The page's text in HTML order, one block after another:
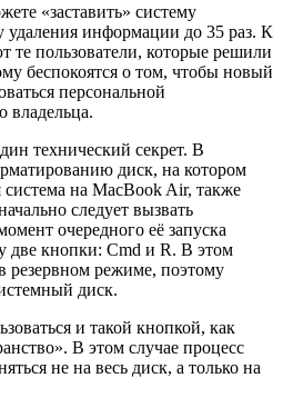
«заставить» систему
удаления информации до 35 раз. К
те пользователи, которые решили
беспокоятся о том, чтобы новый
персональной
владельца.
технический секрет. В
диск, на котором
система на MacBook Air, также
следует вызвать
очередного её запуска
две кнопки: Cmd и R. В этом
резервном режиме, поэтому
диск.
и такой кнопкой, как
В этом случае процесс
не на весь диск, а только на